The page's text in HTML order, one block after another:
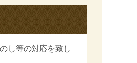
し等の対応を致し